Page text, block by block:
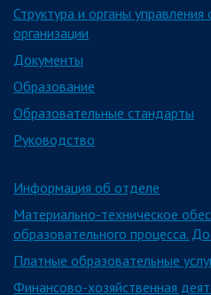
Структура и органы
организации
Документы
Образование
Образовательные стандарты
Руководство
Информация об отделе
Материально-техническое
образовательного процесса.
Платные образовательные
Финансово-хозяйственная